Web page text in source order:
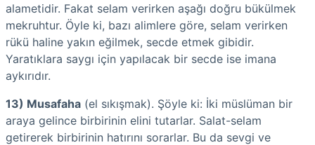
alametidir. Fakat selam verirken aşağı doğru bükülmek
mekruhtur. Öyle ki, bazı alimlere göre, selam verirken
rükü haline yakın eğilmek, secde etmek gibidir.
Yaratıklara saygı için yapılacak bir secde ise imana
aykırıdır.
13) Musafaha (el sıkışmak). Şöyle ki: İki müslüman bir
araya gelince birbirinin elini tutarlar. Salat-selam
getirerek birbirinin hatırını sorarlar. Bu da sevgi ve